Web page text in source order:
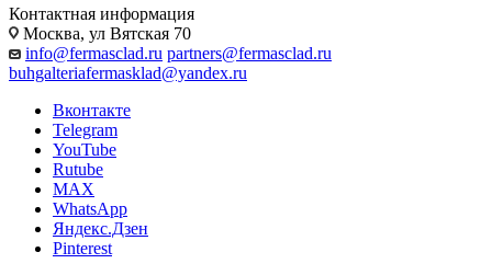
Контактная информация
Москва, ул Вятская 70
info@fermasclad.ru partners@fermasclad.ru
buhgalteriafermasklad@yandex.ru
Вконтакте
Telegram
YouTube
Rutube
MAX
WhatsApp
Яндекс.Дзен
Pinterest